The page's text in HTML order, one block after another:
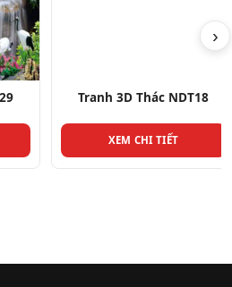
Tranh 3D Thác NDT18
XEM CHI TIẾT
›